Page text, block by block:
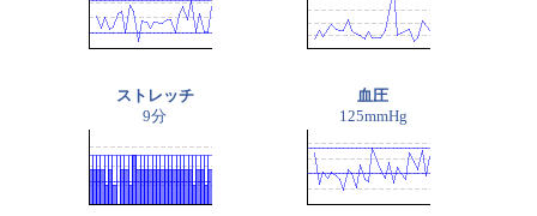
ストレッチ
9分
血圧
125mmHg